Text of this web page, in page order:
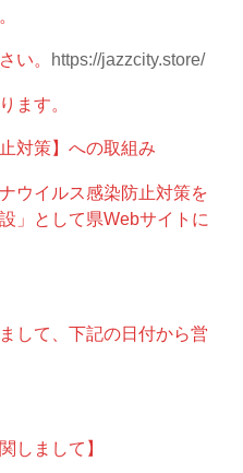
い。 https://jazzcity.store/
ます。
対策】への取組み
ウイルス感染防止対策を
」として県Webサイトに
して、下記の日付から営
しまして】